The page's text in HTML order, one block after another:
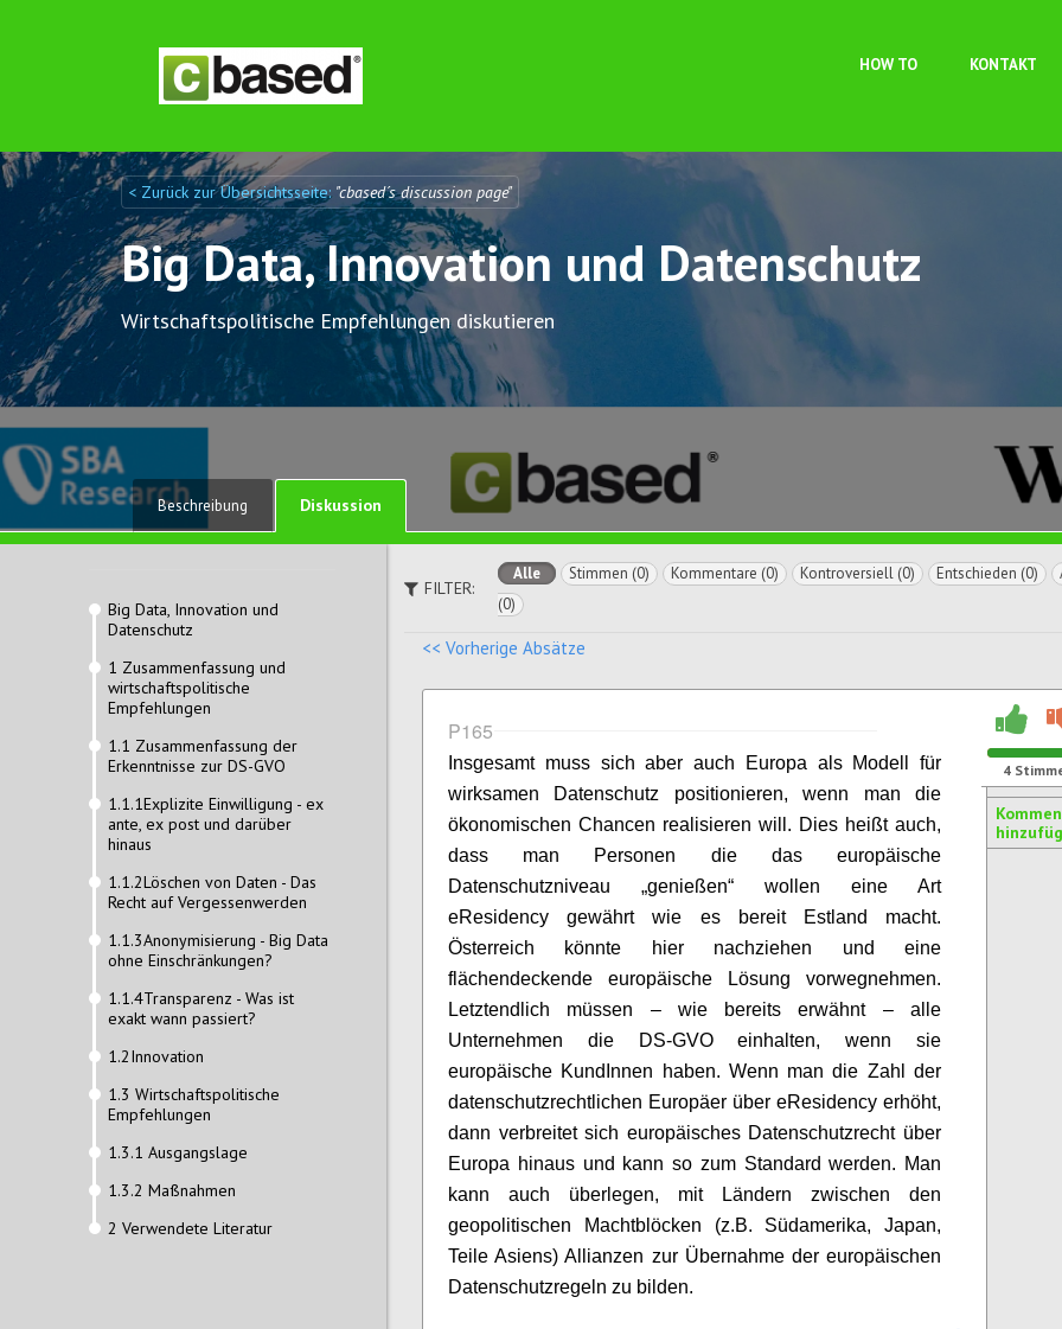
HOW TO KONTAKT
Discuto
Discuto < Zurück zur Übersichtsseite: "cbased´s discussion page"
Big Data, Innovation und Datenschutz
Wirtschaftspolitische Empfehlungen diskutieren
Beschreibung
Diskussion
Big Data, Innovation und
Datenschutz
1 Zusammenfassung und
wirtschaftspolitische
Empfehlungen
1.1 Zusammenfassung der
Erkenntnisse zur DS-GVO
1.1.1Explizite Einwilligung - ex
ante, ex post und darüber
hinaus
1.1.2Löschen von Daten - Das
Recht auf Vergessenwerden
1.1.3Anonymisierung - Big Data
ohne Einschränkungen?
1.1.4Transparenz - Was ist
exakt wann passiert?
1.2Innovation
1.3 Wirtschaftspolitische
Empfehlungen
1.3.1 Ausgangslage
1.3.2 Maßnahmen
2 Verwendete Literatur
FILTER:
Alle Stimmen (0) Kommentare (0) Kontroversiell (0) Entschieden (0)
(0)
<< Vorherige Absätze
P165
Insgesamt muss sich aber auch Europa als Modell für
wirksamen Datenschutz positionieren, wenn man die
ökonomischen Chancen realisieren will. Dies heißt auch,
dass man Personen die das europäische
Datenschutzniveau „genießen“ wollen eine Art
eResidency gewährt wie es bereit Estland macht.
Österreich könnte hier nachziehen und eine
flächendeckende europäische Lösung vorwegnehmen.
Letztendlich müssen – wie bereits erwähnt – alle
Unternehmen die DS-GVO einhalten, wenn sie
europäische KundInnen haben. Wenn man die Zahl der
datenschutzrechtlichen Europäer über eResidency erhöht,
dann verbreitet sich europäisches Datenschutzrecht über
Europa hinaus und kann so zum Standard werden. Man
kann auch überlegen, mit Ländern zwischen den
geopolitischen Machtblöcken (z.B. Südamerika, Japan,
Teile Asiens) Allianzen zur Übernahme der europäischen
Datenschutzregeln zu bilden.
4